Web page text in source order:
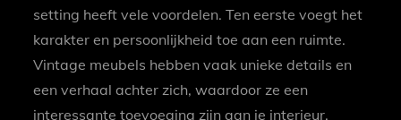
setting heeft vele voordelen. Ten eerste voegt het
karakter en persoonlijkheid toe aan een ruimte.
Vintage meubels hebben vaak unieke details en
een verhaal achter zich, waardoor ze een
interessante toevoeging zijn aan je interieur.